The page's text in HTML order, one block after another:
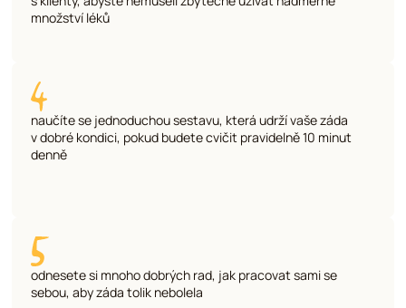
množství léků
naučíte se jednoduchou sestavu, která udrží vaše záda
v dobré kondici, pokud budete cvičit pravidelně 10 minut
denně
odnesete si mnoho dobrých rad, jak pracovat sami se
sebou, aby záda tolik nebolela